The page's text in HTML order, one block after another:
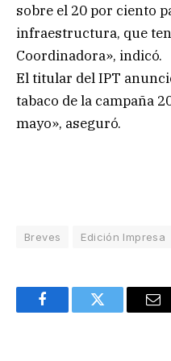
sobre el 20 por ciento
infraestructura, que
Coordinadora», indicó.
El titular del IPT
tabaco de la campaña
mayo», aseguró.
Breves Edición Impresa
FacebookTwitter